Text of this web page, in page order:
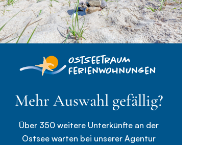
Mehr Auswahl gefällig?
Über 350 weitere Unterkünfte an der
Ostsee warten bei unserer Agentur